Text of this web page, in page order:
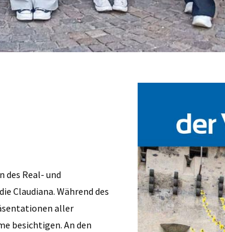
des Real- und
Claudiana. Während des
aller
besichtigen. An den